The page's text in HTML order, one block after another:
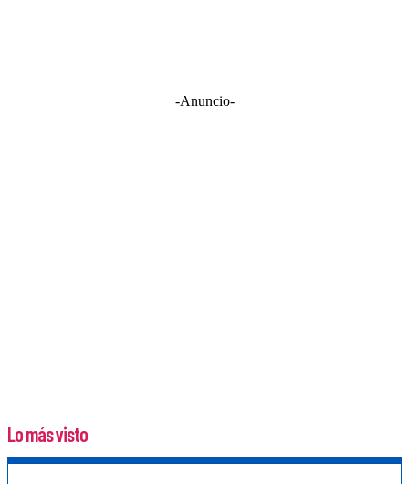
-Anuncio-
Lo más visto